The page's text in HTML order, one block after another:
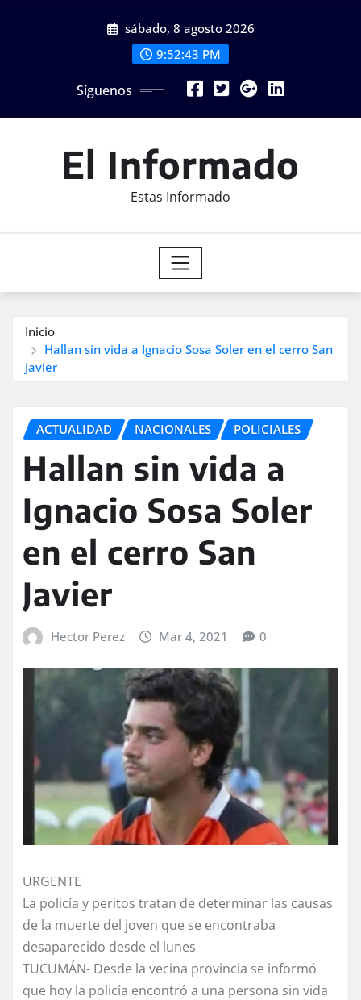
sábado, 8 agosto 2026
9:52:45 PM
Síguenos
El Informado
Estas Informado
Inicio
Hallan sin vida a Ignacio Sosa Soler en el cerro San
Javier
ACTUALIDAD NACIONALES POLICIALES
Hallan sin vida a
Ignacio Sosa Soler
en el cerro San
Javier
Hector Perez Mar 4, 2021 0
URGENTE
La policía y peritos tratan de determinar las causas
de la muerte del joven que se encontraba
desaparecido desde el lunes
TUCUMÁN- Desde la vecina provincia se informó
que hoy la policía encontró a una persona sin vida